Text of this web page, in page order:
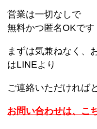
営業は一切なしで
無料かつ匿名OKです
まずは気兼ねなく、
はLINEより
ご連絡いただければ
お問い合わせは、こ